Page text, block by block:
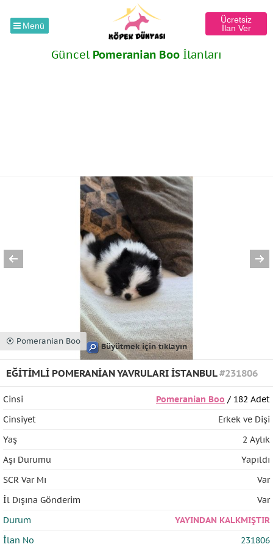
Menü
Ücretsiz
İlan Ver
Güncel Pomeranian Boo İlanları
⦿ Pomeranian Boo
Büyütmek için tıklayın
EĞİTİMLİ POMERANİAN YAVRULARI İSTANBUL#231806
Cinsi Pomeranian Boo / 182 Adet
Cinsiyet
Erkek ve Dişi
Yaş
2 Aylık
Aşı Durumu
Yapıldı
SCR Var Mı
Var
İl Dışına Gönderim
Var
Durum
YAYINDAN KALKMIŞTIR
İlan No
231806